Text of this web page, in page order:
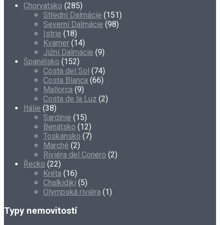
Chorvatsko (285)
Střední Dalmácie (151)
Severní Dalmácie (98)
Istrie (18)
Kvarner (14)
Jižní Dalmácie (9)
Španělsko (152)
Costa del Sol (74)
Costa Blanca (66)
Mallorca (9)
Costa de la Luz (2)
Itálie (38)
Sardinie (15)
Benátsko (12)
Toskánsko (7)
Marché (2)
Riviéra del Conero (2)
Řecko (22)
Kréta (16)
Chalkidiki (5)
Olympská riviéra (1)
Typy nemovitostí